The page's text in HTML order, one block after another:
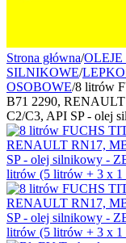
Strona główna/
SILNIKOWE/
OSOBOWE/8 litrów
B71 2290,
C2/C3, API SP - olej